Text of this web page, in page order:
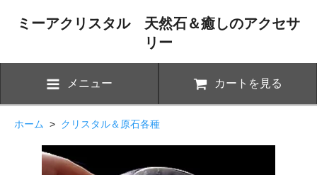
ミーアクリスタル 天然石＆癒しのアクセサ
リー
メニュー カートを見る
ホーム > クリスタル＆原石各種